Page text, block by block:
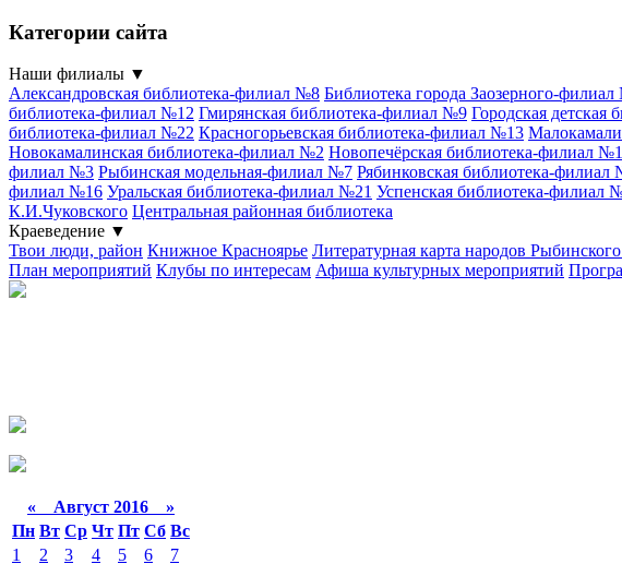
Категории сайта
Наши филиалы ▼
Александровская библиотека-филиал №8 Библиотека города Заозерного-
библиотека-филиал №12 Гмирянская библиотека-филиал №9 Городская
библиотека-филиал №22 Красногорьевская библиотека-филиал №13
Новокамалинская библиотека-филиал №2 Новопечёрская библиотека-филиал
филиал №3 Рыбинская модельная-филиал №7 Рябинковская библиотека-филиал
филиал №16 Уральская библиотека-филиал №21 Успенская библиотека-филиал
К.И.Чуковского Центральная районная библиотека
Краеведение ▼
Твои люди, район Книжное Красноярье Литературная карта народов
План мероприятий Клубы по интересам Афиша культурных мероприятий
« Август 2016 »
Пн Вт Ср Чт Пт Сб Вс
1
2 3 4 5 6
7